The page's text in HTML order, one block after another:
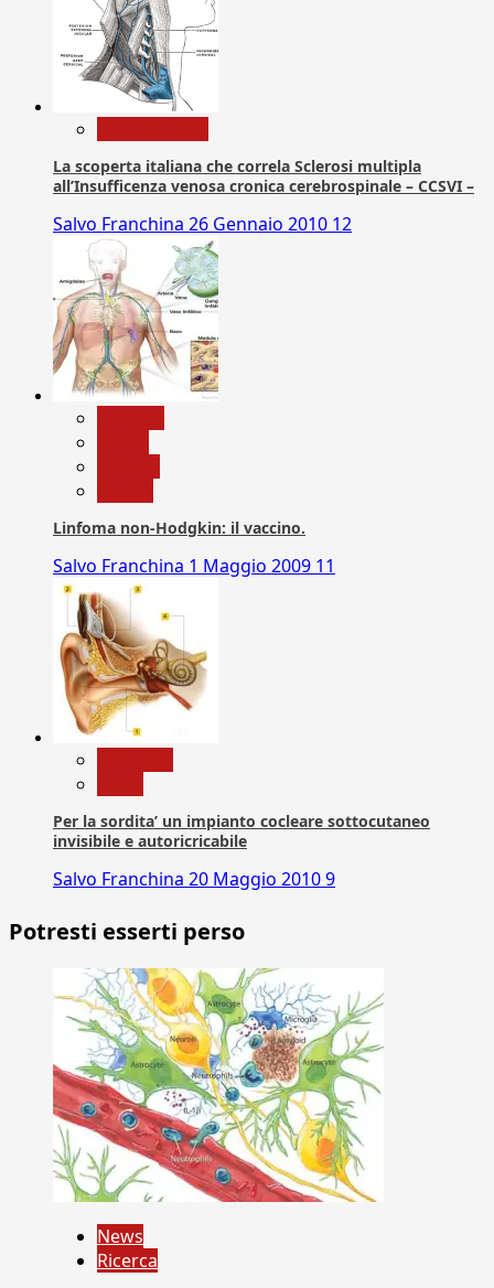
La scoperta italiana che correla Sclerosi multipla
all’Insufficenza venosa cronica cerebrospinale – CCSVI –
Salvo Franchina 26 Gennaio 2010 12
Linfoma non-Hodgkin: il vaccino.
Salvo Franchina 1 Maggio 2009 11
Per la sordita’ un impianto cocleare sottocutaneo
invisibile e autoricricabile
Salvo Franchina 20 Maggio 20109
Potresti esserti perso
News
Ricerca